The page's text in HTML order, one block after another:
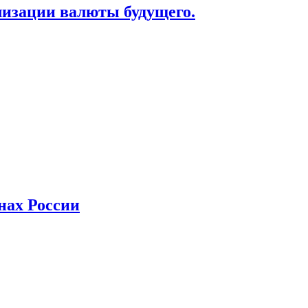
валюты будущего.
России